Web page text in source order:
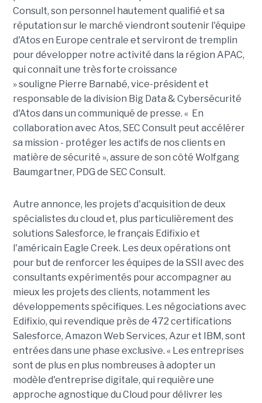
Consult, son personnel hautement qualifié et sa
réputation sur le marché viendront soutenir l'équipe
d'Atos en Europe centrale et serviront de tremplin
pour développer notre activité dans la région APAC,
qui connaît une très forte croissance
» souligne Pierre Barnabé, vice-président et
responsable de la division Big Data & Cybersécurité
d'Atos dans un communiqué de presse. « En
collaboration avec Atos, SEC Consult peut accélérer
sa mission - protéger les actifs de nos clients en
matière de sécurité », assure de son côté Wolfgang
Baumgartner, PDG de SEC Consult.
Autre annonce, les projets d'acquisition de deux
spécialistes du cloud et, plus particulièrement des
solutions Salesforce, le français Edifixio et
l'américain Eagle Creek. Les deux opérations ont
pour but de renforcer les équipes de la SSII avec des
consultants expérimentés pour accompagner au
mieux les projets des clients, notamment les
développements spécifiques. Les négociations avec
Edifixio, qui revendique près de 472 certifications
Salesforce, Amazon Web Services, Azur et IBM, sont
entrées dans une phase exclusive. « Les entreprises
sont de plus en plus nombreuses à adopter un
modèle d'entreprise digitale, qui requière une
approche agnostique du Cloud pour délivrer les